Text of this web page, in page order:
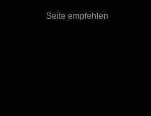
Seite empfehlen